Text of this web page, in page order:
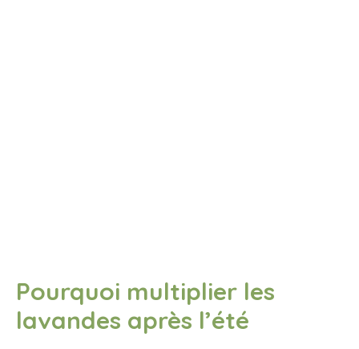
Pourquoi multiplier les
lavandes après l’été